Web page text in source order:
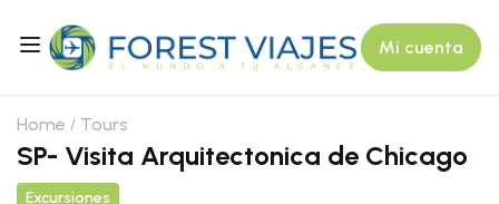
Mi cuenta
Home Tours
SP- Visita Arquitectonica de Chicago
Excursiones